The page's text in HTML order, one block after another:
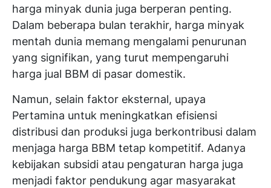
harga minyak dunia juga berperan penting.
Dalam beberapa bulan terakhir, harga minyak
mentah dunia memang mengalami penurunan
yang signifikan, yang turut mempengaruhi
harga jual BBM di pasar domestik.
Namun, selain faktor eksternal, upaya
Pertamina untuk meningkatkan efisiensi
distribusi dan produksi juga berkontribusi dalam
menjaga harga BBM tetap kompetitif. Adanya
kebijakan subsidi atau pengaturan harga juga
menjadi faktor pendukung agar masyarakat